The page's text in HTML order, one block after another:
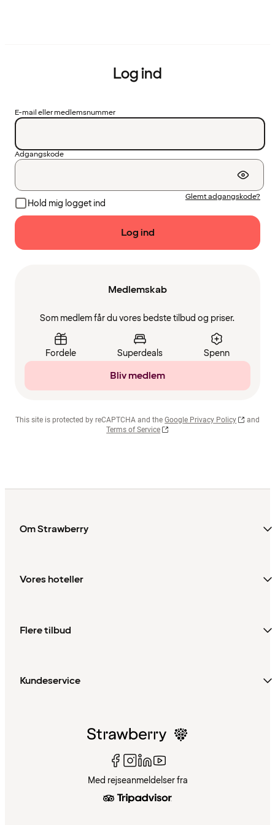
Log ind
E-mail eller medlemsnummer
Adgangskode
Hold mig logget ind
Glemt adgangskode?
Log ind
Medlemskab
Som medlem får du vores bedste tilbud og priser.
Fordele Superdeals Spenn
Bliv medlem
This site is protected by reCAPTCHA and the Google Privacy Policy
and
Terms of Service
Om Strawberry
Vores hoteller
Flere tilbud
Kundeservice
Med rejseanmeldelser fra